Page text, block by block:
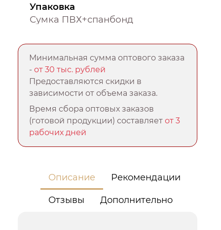
Упаковка
Сумка ПВХ+спанбонд
Минимальная сумма оптового заказа
-от 30 тыс. рублей
Предоставляются скидки в
зависимости от объема заказа.
Время сбора оптовых заказов
(готовой продукции) составляетот 3
рабочих дней
Описание Рекомендации
Отзывы Дополнительно